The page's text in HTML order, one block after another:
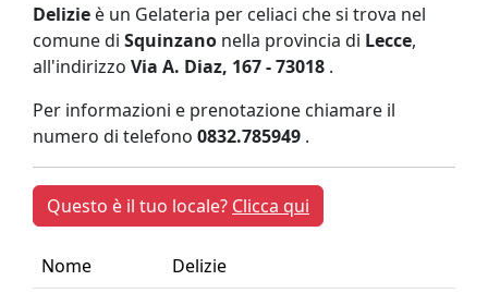
Delizie è un Gelateria per celiaci che si trova nel
comune di Squinzano nella provincia di Lecce,
all'indirizzo Via A. Diaz, 167 - 73018 .
Per informazioni e prenotazione chiamare il
numero di telefono 0832.785949 .
Questo è il tuo locale? Clicca qui
Nome
Delizie